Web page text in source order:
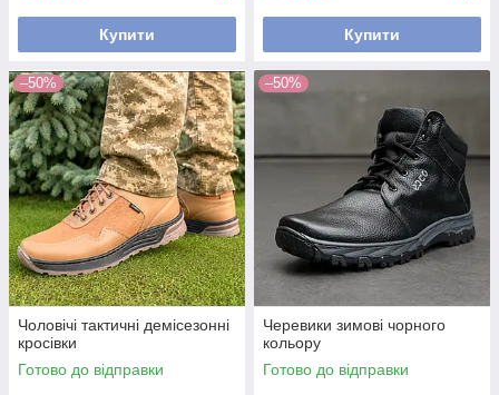
Купити Купити
–50%
Чоловічі тактичні демісезонні
кросівки
Готово до відправки
–50%
Черевики зимові чорного
кольору
Готово до відправки